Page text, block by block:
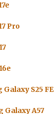
Pro
S25 FE
Galaxy A57